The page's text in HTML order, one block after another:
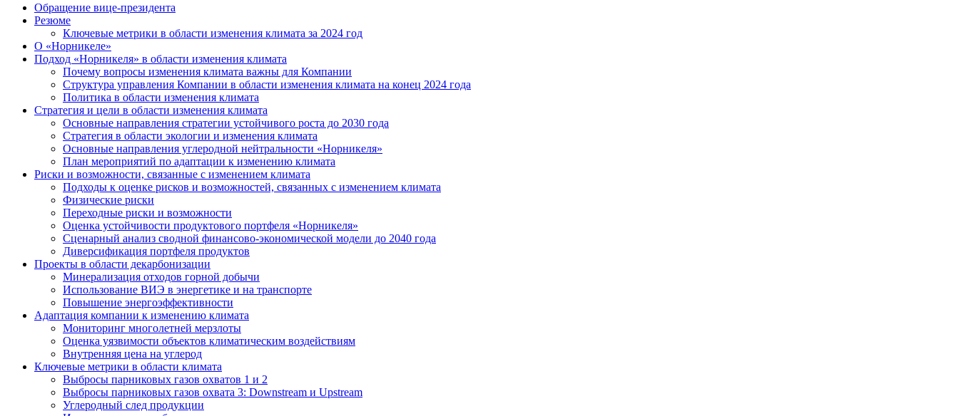
Обращение вице-президента
Резюме
Ключевые метрики в области изменения климата за 2024 год
О «Норникеле»
Подход «Норникеля» в области изменения климата
Почему вопросы изменения климата важны для Компании
Структура управления Компании в области изменения климата на конец 2024 года
Политика в области изменения климата
Стратегия и цели в области изменения климата
Основные направления стратегии устойчивого роста до 2030 года
Стратегия в области экологии и изменения климата
Основные направления углеродной нейтральности «Норникеля»
План мероприятий по адаптации к изменению климата
Риски и возможности, связанные с изменением климата
Подходы к оценке рисков и возможностей, связанных с изменением климата
Физические риски
Переходные риски и возможности
Оценка устойчивости продуктового портфеля «Норникеля»
Сценарный анализ сводной финансово-экономической модели до 2040 года
Диверсификация портфеля продуктов
Проекты в области декарбонизации
Минерализация отходов горной добычи
Использование ВИЭ в энергетике и на транспорте
Повышение энергоэффективности
Адаптация компании к изменению климата
Мониторинг многолетней мерзлоты
Оценка уязвимости объектов климатическим воздействиям
Внутренняя цена на углерод
Ключевые метрики в области климата
Выбросы парниковых газов охватов 1 и 2
Выбросы парниковых газов охвата 3: Downstream и Upstream
Углеродный след продукции